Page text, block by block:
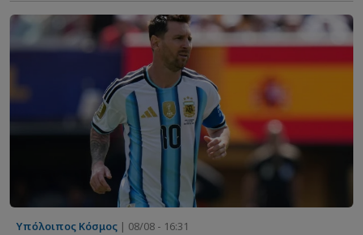
Υπόλοιπος Κόσμος | 08/08 - 16:31